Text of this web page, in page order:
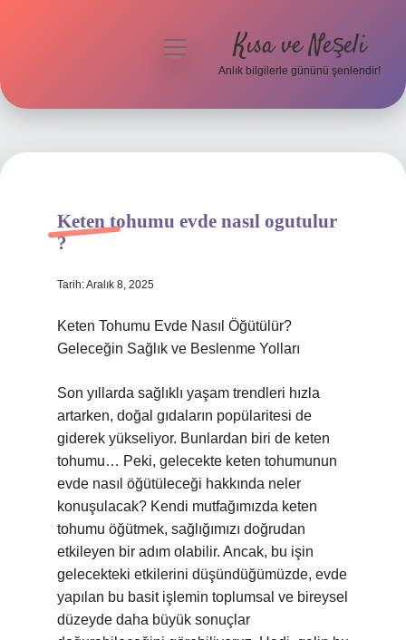
Hakkımızda
menüyü
Kısa ve Neşeli
Anlık bilgilerle gününü şenlendir!
Keten tohumu evde nasıl ogutulur
?
Tarih: Aralık 8, 2025
Keten Tohumu Evde Nasıl Öğütülür?
Geleceğin Sağlık ve Beslenme Yolları
Son yıllarda sağlıklı yaşam trendleri hızla
artarken, doğal gıdaların popülaritesi de
giderek yükseliyor. Bunlardan biri de keten
tohumu… Peki, gelecekte keten tohumunun
evde nasıl öğütüleceği hakkında neler
konuşulacak? Kendi mutfağımızda keten
tohumu öğütmek, sağlığımızı doğrudan
etkileyen bir adım olabilir. Ancak, bu işin
gelecekteki etkilerini düşündüğümüzde, evde
yapılan bu basit işlemin toplumsal ve bireysel
düzeyde daha büyük sonuçlar